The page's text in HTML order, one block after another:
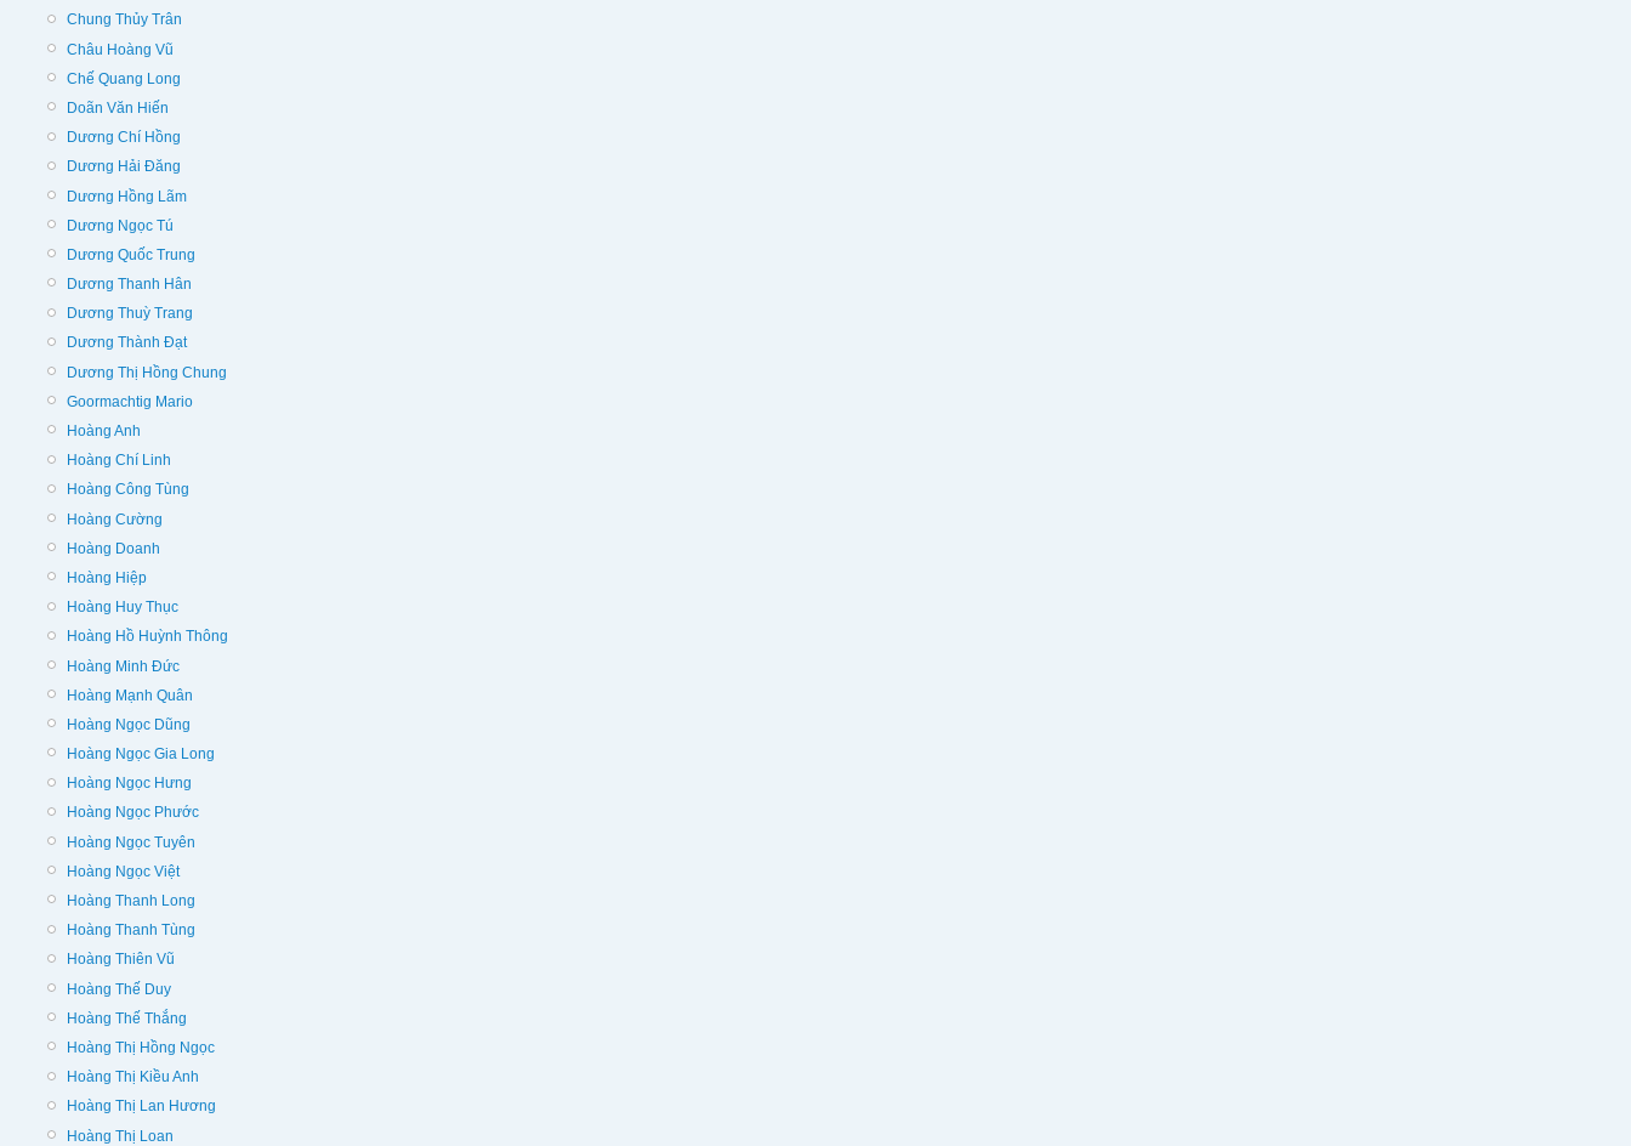
Chung Thủy Trân
Châu Hoàng Vũ
Chế Quang Long
Doãn Văn Hiến
Dương Chí Hồng
Dương Hải Đăng
Dương Hồng Lãm
Dương Ngọc Tú
Dương Quốc Trung
Dương Thanh Hân
Dương Thuỳ Trang
Dương Thành Đạt
Dương Thị Hồng Chung
Goormachtig Mario
Hoàng Anh
Hoàng Chí Linh
Hoàng Công Tùng
Hoàng Cường
Hoàng Doanh
Hoàng Hiệp
Hoàng Huy Thục
Hoàng Hồ Huỳnh Thông
Hoàng Minh Đức
Hoàng Mạnh Quân
Hoàng Ngọc Dũng
Hoàng Ngọc Gia Long
Hoàng Ngọc Hưng
Hoàng Ngọc Phước
Hoàng Ngọc Tuyên
Hoàng Ngọc Việt
Hoàng Thanh Long
Hoàng Thanh Tùng
Hoàng Thiên Vũ
Hoàng Thế Duy
Hoàng Thế Thắng
Hoàng Thị Hồng Ngọc
Hoàng Thị Kiều Anh
Hoàng Thị Lan Hương
Hoàng Thị Loan